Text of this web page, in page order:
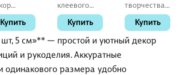
5 см»** — простой и уютный декор
и рукоделия. Аккуратные
одинакового размера удобно
Купить
клеевого
пистолета,
d=7мм*18см,
7 штук
Купить
творчества
«Подвижные
глазки»,
Mazari
Купить